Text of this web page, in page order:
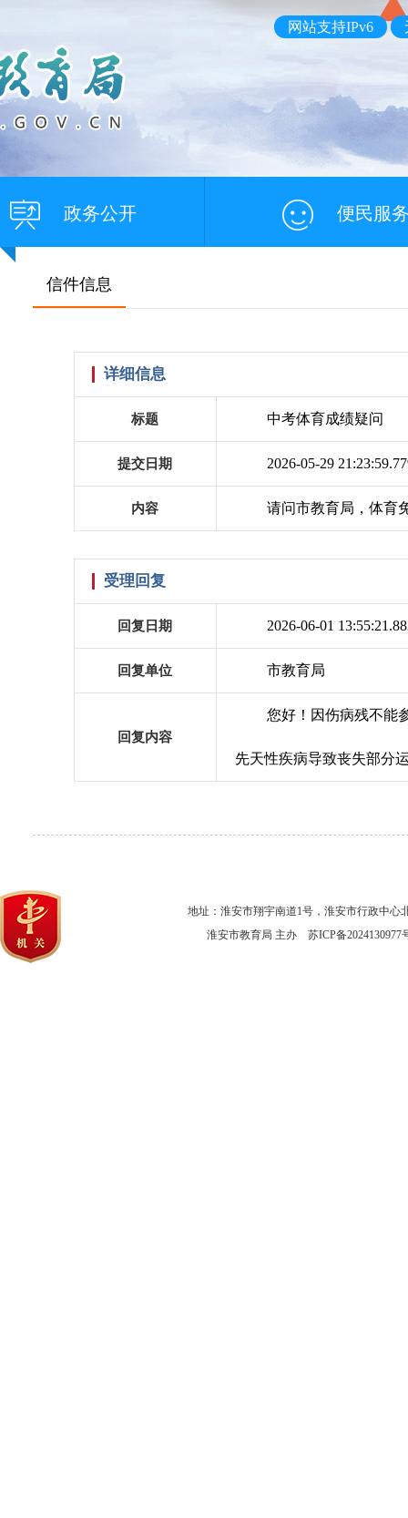
网站支持IPv6
政务公开 便民服
信件信息
详细信息
标题 中考体育成绩疑问
提交日期 2026-05-29
内容 请问市教育局，体育
受理回复
回复日期 2026-06-01
回复单位 市教育局
回复内容
您好！因伤病残不能
先天性疾病导致丧失部分
地址：淮安市翔宇南道1号，淮安市行政中心
淮安市教育局 主办 苏ICP备2024130977